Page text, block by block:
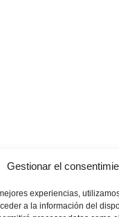
Gestionar el
experiencias,
a la información del